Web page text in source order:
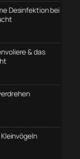
Desinfektion bei
& das